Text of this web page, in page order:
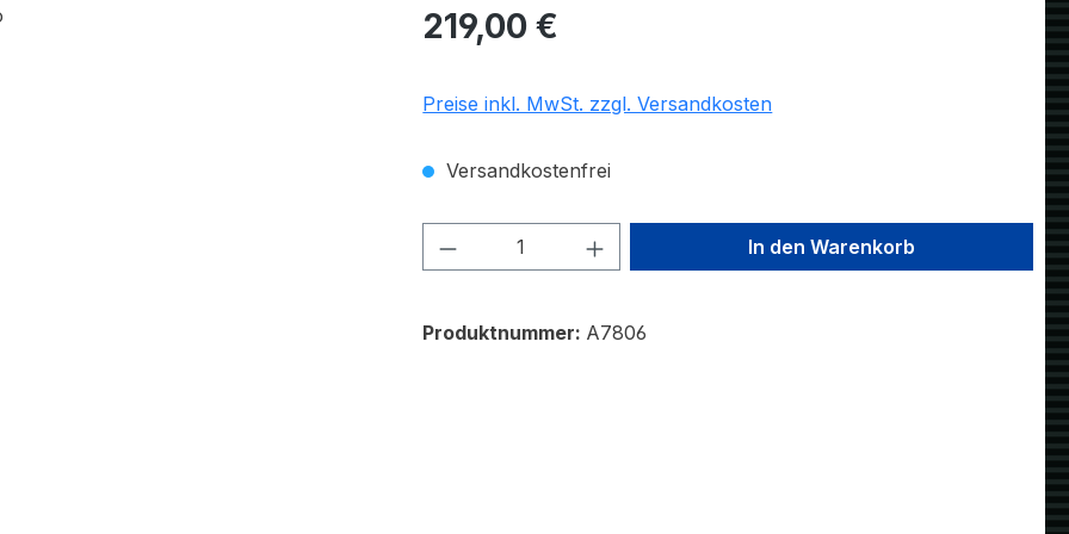
Regulärer Preis:
219,00 €
Preise inkl. MwSt. zzgl. Versandkosten
Versandkostenfrei
Produkt Anzahl: Gib den gewünschten Wert
In den Warenkorb
Produktnummer: A7806